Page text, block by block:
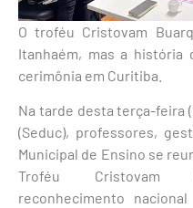
O troféu Cristovam
Itanhaém, mas a história
cerimônia em Curitiba.
Na tarde desta terça-feira
(Seduc), professores,
Municipal de Ensino se
Troféu Cristovam
reconhecimento